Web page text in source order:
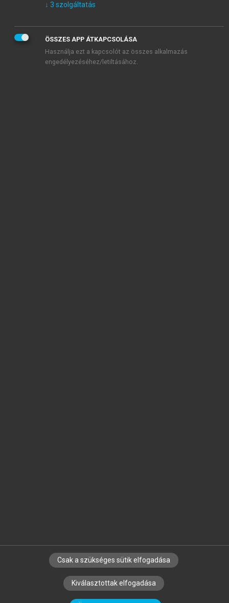
KIPRÓBÁLOM
SZERZŐKNEK CÉGEKNEK KÖNYVTÁROSOKNAK
SZERKESZTÉSI ÉS LEKTORÁLÁSI ALAPELVEK
↓ 3 szolgáltatás
ÖSSZES APP ÁTKAPCSOLÁSA
Használja ezt a kapcsolót az összes alkalmazás
engedélyezéséhez/letiltásához.
Csak a szükséges sütik elfogadása
Kiválasztottak elfogadása